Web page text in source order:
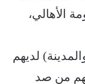
الأهالي،
لديهم
من صد